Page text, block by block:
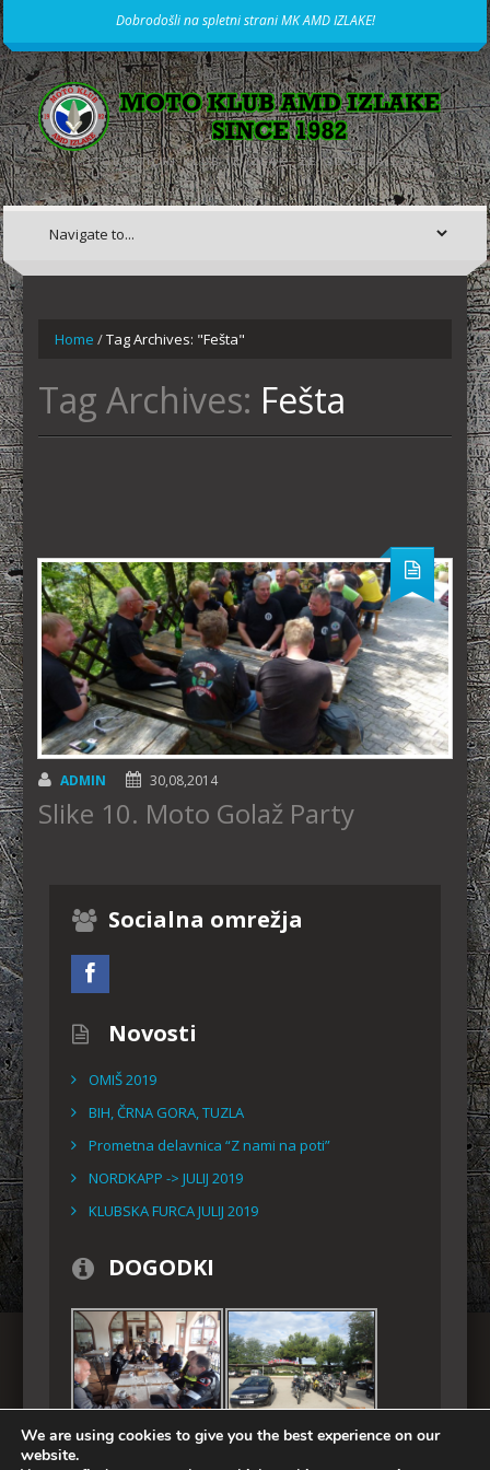
Dobrodošli na spletni strani MK AMD IZLAKE!
MOTORISTIČNI KLUB IZ IZLAK, ŽE OD LETA 1982
Home /Tag Archives: "Fešta"
Tag Archives: Fešta
ADMIN 30,08,2014
Slike 10. Moto Golaž Party
Socialna omrežja
Novosti
OMIŠ 2019
BIH, ČRNA GORA, TUZLA
Prometna delavnica “Z nami na poti”
NORDKAPP -> JULIJ 2019
KLUBSKA FURCA JULIJ 2019
DOGODKI
We are using cookies to give you the best experience on our
website.